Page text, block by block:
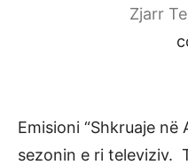
Zjarr
Emisioni “Shkruaje në
sezonin e ri televiziv.